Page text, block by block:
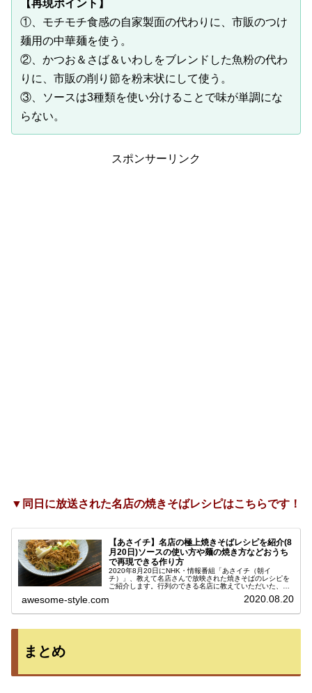
【再現ポイント】
①、モチモチ食感の自家製面の代わりに、市販のつけ
麺用の中華麺を使う。
②、かつお＆さば＆いわしをブレンドした魚粉の代わ
りに、市販の削り節を粉末状にして使う。
③、ソースは3種類を使い分けることで味が単調にな
らない。
スポンサーリンク
▼同日に放送された名店の焼きそばレシピはこちらです！
【あさイチ】名店の極上焼きそばレシピを紹介(8
月20日)ソースの使い方や麺の焼き方などおうち
で再現できる作り方
2020年8月20日にNHK・情報番組「あさイチ（朝イ
チ）」、教えて名店さんで放映された焼きそばのレシピを
ご紹介します。行列のできる名店に教えていただいた、お
awesome-style.com 2020.08.20
まとめ